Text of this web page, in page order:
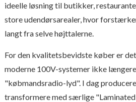
ideelle løsning til butikker,
store udendørsarealer, hvor
langt fra selve højttalerne.
For den kvalitetsbevidste køber er
moderne 100V-systemer ikke
"købmandsradio-lyd". I dag
transformere med særlige